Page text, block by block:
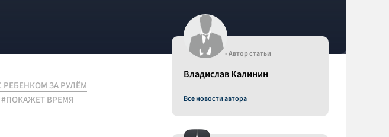
РЕБЕНКОМ ЗА РУЛЁМ
#ПОКАЖЕТ ВРЕМЯ
- Автор статьи
Владислав Калинин
Все новости автора